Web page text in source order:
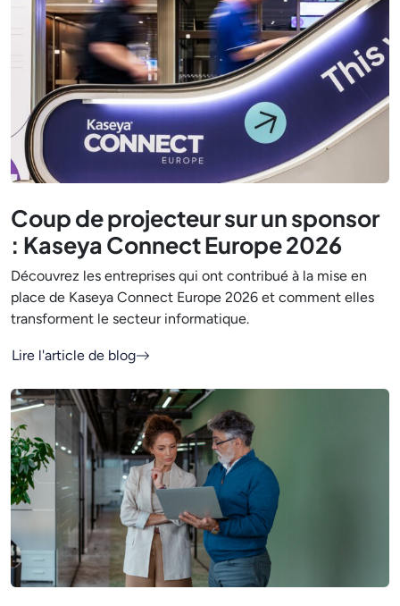
Coup de projecteur sur un sponsor
: Kaseya Connect Europe 2026
Découvrez les entreprises qui ont contribué à la mise en
place de Kaseya Connect Europe 2026 et comment elles
transforment le secteur informatique.
Lire l'article de blog